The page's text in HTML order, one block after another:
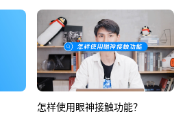
怎样使用眼神接触功能？